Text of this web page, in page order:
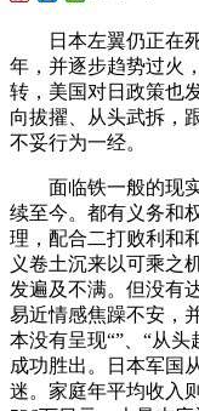
日本左翼仍正在死
年，并逐步趋势过火
转，美国对日政策也
向拔擢、从头武拆，
不妥行为一经。
面临铁一般的现实
续至今。都有义务和
理，配合二打败利和
义卷土沉来以可乘之
发遍及不满。但没有
易近情感焦躁不安，
本没有呈现“”、“从
成功胜出。日本军国
迷。家庭年平均收入